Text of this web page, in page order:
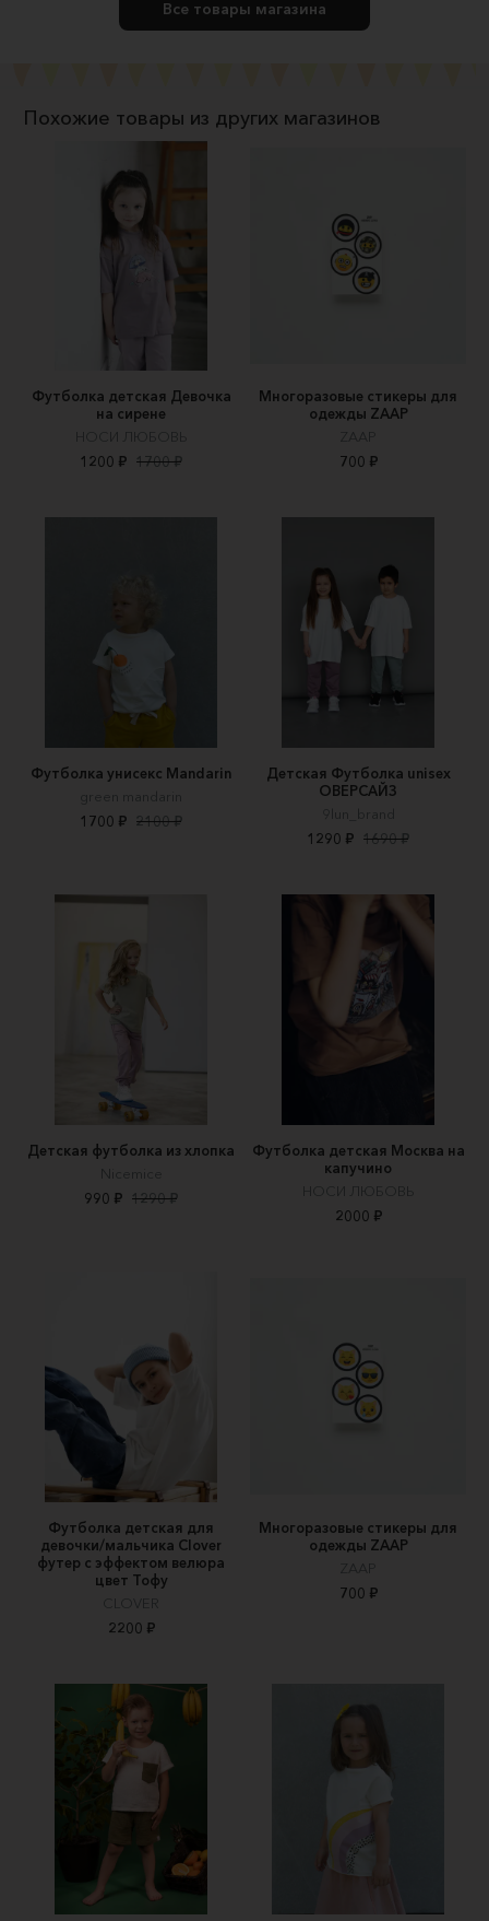
Все товары магазина
Похожие товары из других магазинов
Футболка детская Девочка
на сирене
НОСИ ЛЮБОВЬ
1200 ₽ 1700 ₽
Многоразовые стикеры для
одежды ZAAP
ZAAP
700 ₽
Футболка унисекс Mandarin
green mandarin
1700 ₽ 2100 ₽
Детская Футболка unisex
ОВЕРСАЙЗ
9lun_brand
1290 ₽ 1690 ₽
Детская футболка из хлопка
Nicemice
990 ₽ 1290 ₽
Футболка детская Москва на
капучино
НОСИ ЛЮБОВЬ
2000 ₽
Футболка детская для
девочки/мальчика Clover
футер с эффектом велюра
цвет Тофу
CLOVER
2200 ₽
Многоразовые стикеры для
одежды ZAAP
ZAAP
700 ₽